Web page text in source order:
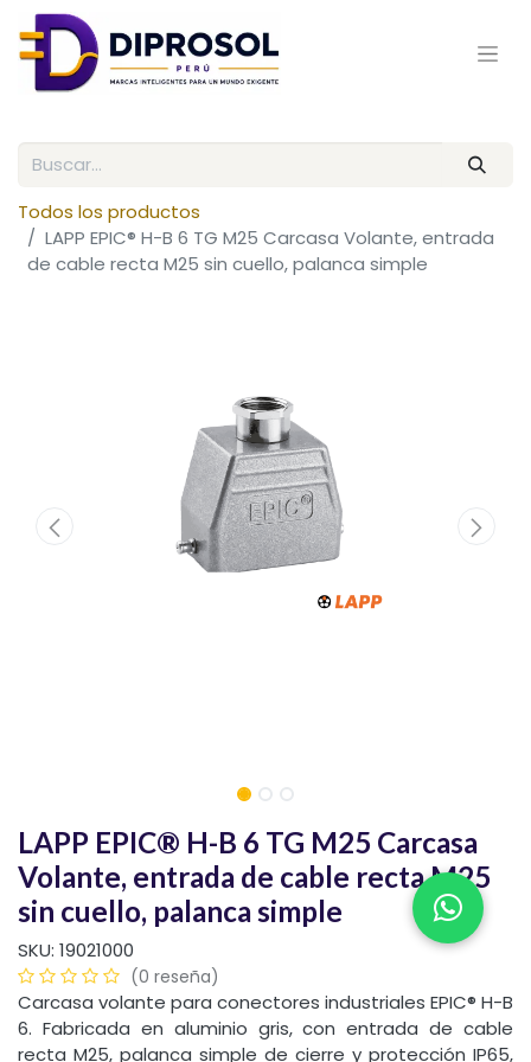
Todos los productos
LAPP EPIC® H-B 6 TG M25 Carcasa Volante, entrada
de cable recta M25 sin cuello, palanca simple
LAPP EPIC® H-B 6 TG M25 Carcasa
Volante, entrada de cable recta M25
sin cuello, palanca simple
SKU: 19021000
(0 reseña)
Carcasa volante para conectores industriales EPIC® H-B
6. Fabricada en aluminio gris, con entrada de cable
recta M25, palanca simple de cierre y protección IP65,